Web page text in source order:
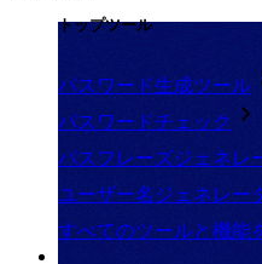
トップツール
パスワード生成ツール
パスワードチェック
パスフレーズジェネレ
ユーザー名ジェネレー
すべてのツールと機能